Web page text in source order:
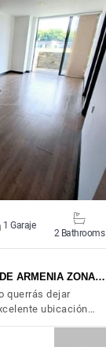
1 Garaje
2 Bathrooms
ARMENIA ZONA…
querrás dejar
ubicación…